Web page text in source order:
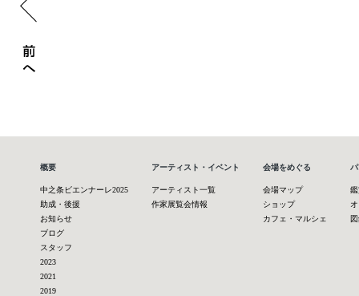
概要
中之条ビエンナーレ2025
助成・後援
お知らせ
ブログ
スタッフ
2023
2021
2019
アーティスト・イベント
アーティスト一覧
作家展覧会情報
会場をめぐる
会場マップ
ショップ
カフェ・マルシェ